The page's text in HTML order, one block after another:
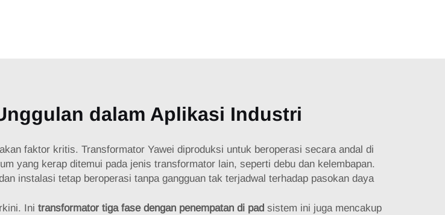
dalam Aplikasi Industri
faktor kritis. Transformator Yawei diproduksi untuk beroperasi secara andal di
yang kerap ditemui pada jenis transformator lain, seperti debu dan kelembapan.
instalasi tetap beroperasi tanpa gangguan tak terjadwal terhadap pasokan daya
Ini transformator tiga fase dengan penempatan di pad sistem ini juga mencakup